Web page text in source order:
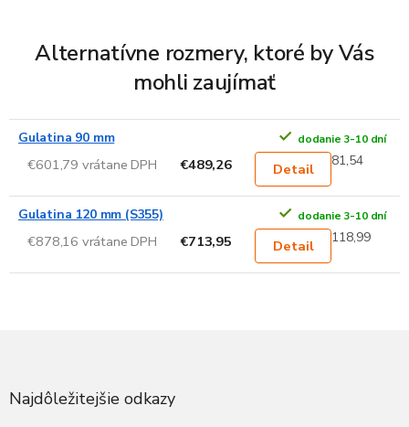
Alternatívne rozmery, ktoré by Vás
mohli zaujímať
Gulatina 90 mm dodanie 3-10 dní
€601,79 vrátane DPH €489,26 Detail 81,54
Gulatina 120 mm (S355) dodanie 3-10 dní
€878,16 vrátane DPH €713,95 Detail 118,99
Najdôležitejšie odkazy